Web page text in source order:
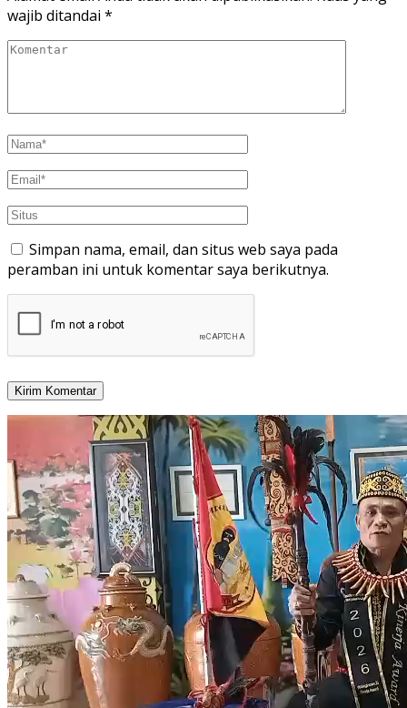
wajib ditandai *
Simpan nama, email, dan situs web saya pada
peramban ini untuk komentar saya berikutnya.